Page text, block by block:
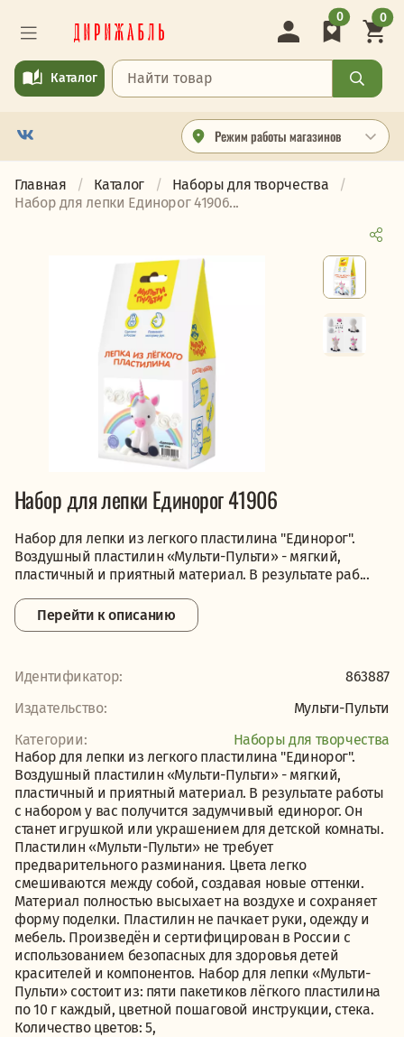
Режим работы магазинов
Каталог
0 0
Главная Каталог
Наборы для творчества
Набор для лепки Единорог 41906...
Набор для лепки Единорог 41906
Набор для лепки из легкого пластилина "Единорог".
Воздушный пластилин «Мульти-Пульти» - мягкий,
пластичный и приятный материал. В результате раб...
Перейти к описанию
Идентификатор:
863887
Издательство:
Мульти-Пульти
Категории:
Наборы для творчества
Набор для лепки из легкого пластилина "Единорог".
Воздушный пластилин «Мульти-Пульти» - мягкий,
пластичный и приятный материал. В результате работы
с набором у вас получится задумчивый единорог. Он
станет игрушкой или украшением для детской комнаты.
Пластилин «Мульти-Пульти» не требует
предварительного разминания. Цвета легко
смешиваются между собой, создавая новые оттенки.
Материал полностью высыхает на воздухе и сохраняет
форму поделки. Пластилин не пачкает руки, одежду и
мебель. Произведён и сертифицирован в России с
использованием безопасных для здоровья детей
красителей и компонентов. Набор для лепки «Мульти-
Пульти» состоит из: пяти пакетиков лёгкого пластилина
по 10 г каждый, цветной пошаговой инструкции, стека.
Количество цветов: 5,